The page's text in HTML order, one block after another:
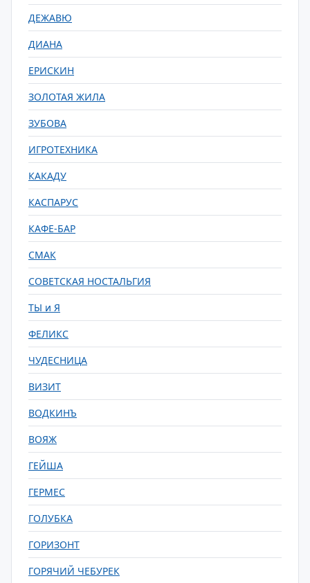
ДЕЖАВЮ
ДИАНА
ЕРИСКИН
ЗОЛОТАЯ ЖИЛА
ЗУБОВА
ИГРОТЕХНИКА
КАКАДУ
КАСПАРУС
КАФЕ-БАР
СМАК
СОВЕТСКАЯ НОСТАЛЬГИЯ
ТЫ и Я
ФЕЛИКС
ЧУДЕСНИЦА
ВИЗИТ
ВОДКИНЪ
ВОЯЖ
ГЕЙША
ГЕРМЕС
ГОЛУБКА
ГОРИЗОНТ
ГОРЯЧИЙ ЧЕБУРЕК